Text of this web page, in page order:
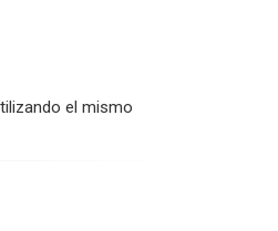
el mismo